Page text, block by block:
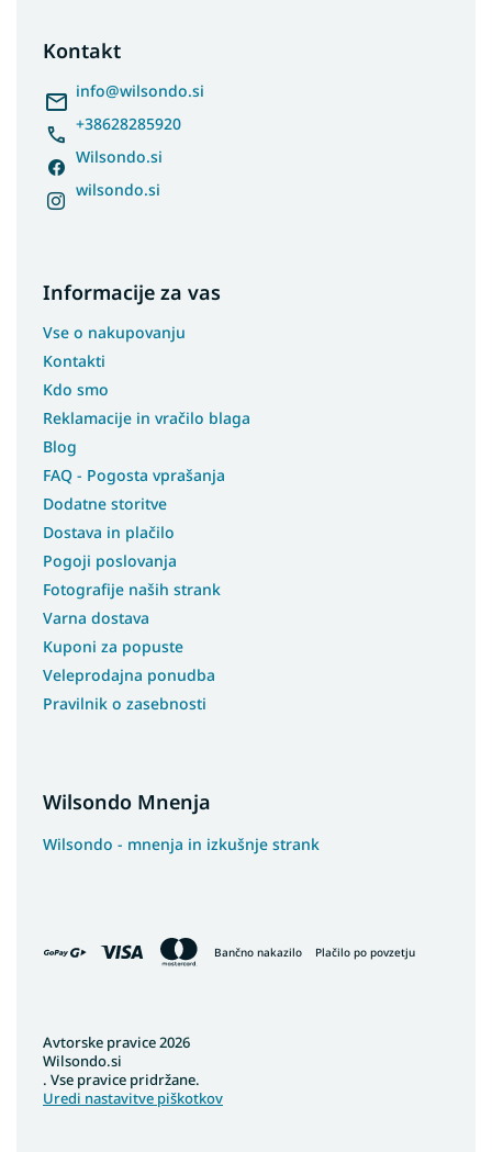
Kontakt
info@wilsondo.si
+38628285920
Wilsondo.si
wilsondo.si
Informacije za vas
Vse o nakupovanju
Kontakti
Kdo smo
Reklamacije in vračilo blaga
Blog
FAQ - Pogosta vprašanja
Dodatne storitve
Dostava in plačilo
Pogoji poslovanja
Fotografije naših strank
Varna dostava
Kuponi za popuste
Veleprodajna ponudba
Pravilnik o zasebnosti
Wilsondo Mnenja
Wilsondo - mnenja in izkušnje strank
Bančno nakazilo Plačilo po povzetju
Avtorske pravice 2026
Wilsondo.si
. Vse pravice pridržane.
Uredi nastavitve piškotkov